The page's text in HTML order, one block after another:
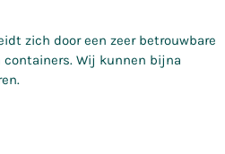
zich door een zeer betrouwbare
Wij kunnen bijna